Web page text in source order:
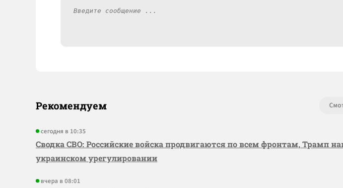
Рекомендуем
сегодня в 10:35
Сводка СВО: Российские войска продвигаются по всем фронтам, Трамп
украинском урегулировании
вчера в 08:01